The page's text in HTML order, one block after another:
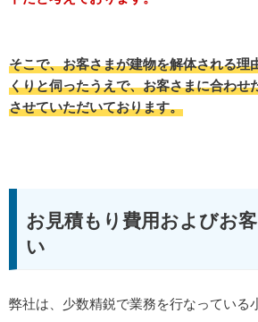
そこで、お客さまが建物を解体される理
くりと伺ったうえで、お客さまに合わせ
させていただいております。
お見積もり費用およびお
い
弊社は、少数精鋭で業務を行なっている